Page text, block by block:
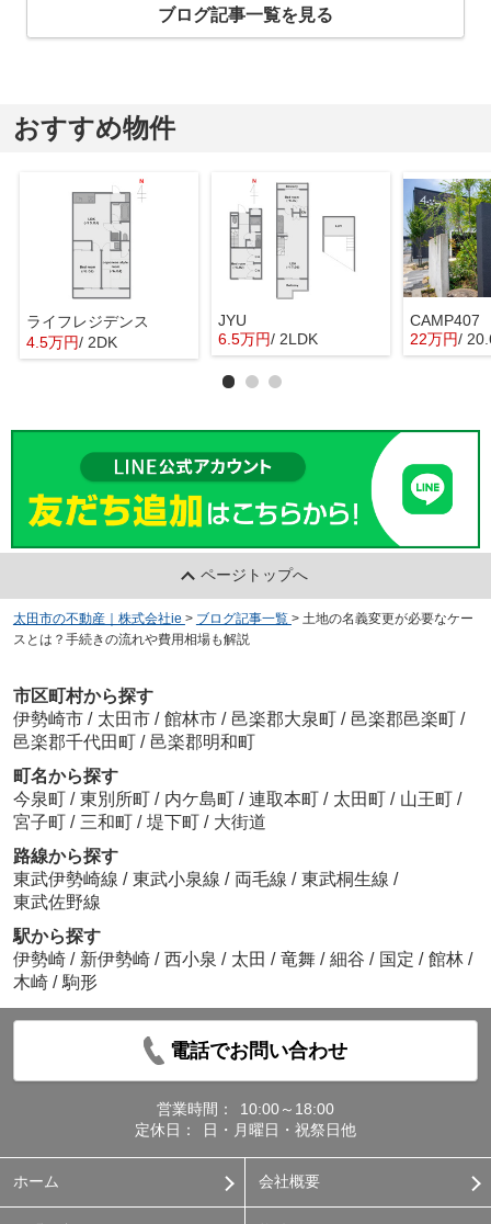
ブログ記事一覧を見る
おすすめ物件
ライフレジデンス
4.5万円/ 2DK
JYU
6.5万円/ 2LDK
CAMP407
22万円/
ページトップへ
太田市の不動産｜株式会社ie > ブログ記事一覧 > 土地の名義変更が必要なケー
スとは？手続きの流れや費用相場も解説
市区町村から探す
伊勢崎市 / 太田市 / 館林市 / 邑楽郡大泉町 / 邑楽郡邑楽町 /
邑楽郡千代田町 / 邑楽郡明和町
町名から探す
今泉町 / 東別所町 / 内ケ島町 / 連取本町 / 太田町 / 山王町 /
宮子町 / 三和町 / 堤下町 / 大街道
路線から探す
東武伊勢崎線 / 東武小泉線 / 両毛線 / 東武桐生線 /
東武佐野線
駅から探す
伊勢崎 / 新伊勢崎 / 西小泉 / 太田 / 竜舞 / 細谷 / 国定 / 館林 /
木崎 / 駒形
電話でお問い合わせ
営業時間：
10:00～18:00
定休日：
日・月曜日・祝祭日他
ホーム 会社概要